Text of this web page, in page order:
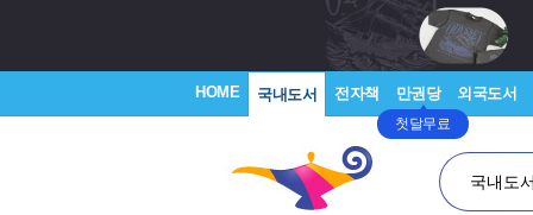
HOME 국내도서 전자책 만권당
첫달무료
외국도서
국내도